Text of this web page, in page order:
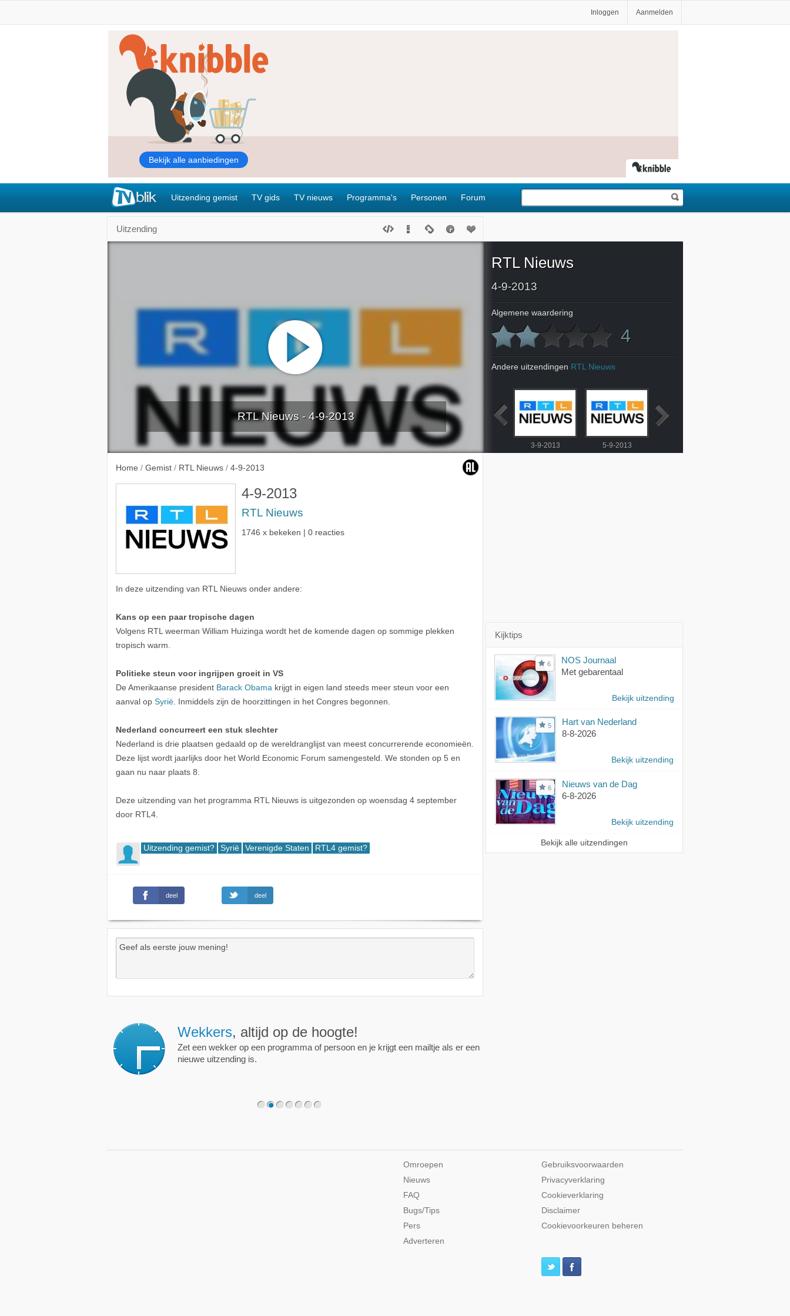
Inloggen Aanmelden
Uitzending gemist TV gids TV nieuws Programma's Personen Forum
Uitzending
RTL Nieuws - 4-9-2013
Home / Gemist / RTL Nieuws / 4-9-2013
4-9-2013
RTL Nieuws
1746 x bekeken | 0 reacties
In deze uitzending van RTL Nieuws onder andere:
Kans op een paar tropische dagen
Volgens RTL weerman William Huizinga wordt het de komende dagen op sommige plekken
tropisch warm.
Politieke steun voor ingrijpen groeit in VS
De Amerikaanse president Barack Obama krijgt in eigen land steeds meer steun voor een
aanval op Syrië . Inmiddels zijn de hoorzittingen in het Congres begonnen.
Nederland concurreert een stuk slechter
Nederland is drie plaatsen gedaald op de wereldranglijst van meest concurrerende economieën.
Deze lijst wordt jaarlijks door het World Economic Forum samengesteld. We stonden op 5 en
gaan nu naar plaats 8.
Deze uitzending van het programma RTL Nieuws is uitgezonden op woensdag 4 september
door RTL4.
Uitzending gemist? Syrië Verenigde Staten RTL4 gemist?
deel deel
RTL Nieuws
4-9-2013
Algemene waardering
4
Andere uitzendingen RTL Nieuws
30-8-2013 31-8-2013 1-9-2013 3-9-2013 5-9-2013
Kijktips
6
NOS Journaal
Met gebarentaal
Bekijk uitzending
5
Hart van Nederland
8-8-2026
Bekijk uitzending
6
Nieuws van de Dag
6-8-2026
Bekijk uitzending
Bekijk alle uitzendingen
Wekkers, altijd op de hoogte!
Zet een wekker op een programma of persoon en je krijgt een mailtje als er een
nieuwe uitzending is.
Omroepen
Nieuws
FAQ
Bugs/Tips
Pers
Adverteren
Gebruiksvoorwaarden
Privacyverklaring
Cookieverklaring
Disclaimer
Cookievoorkeuren beheren